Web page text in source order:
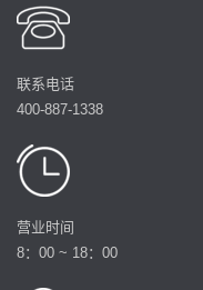
联系电话
400-887-1338
营业时间
8：00 ~ 18：00